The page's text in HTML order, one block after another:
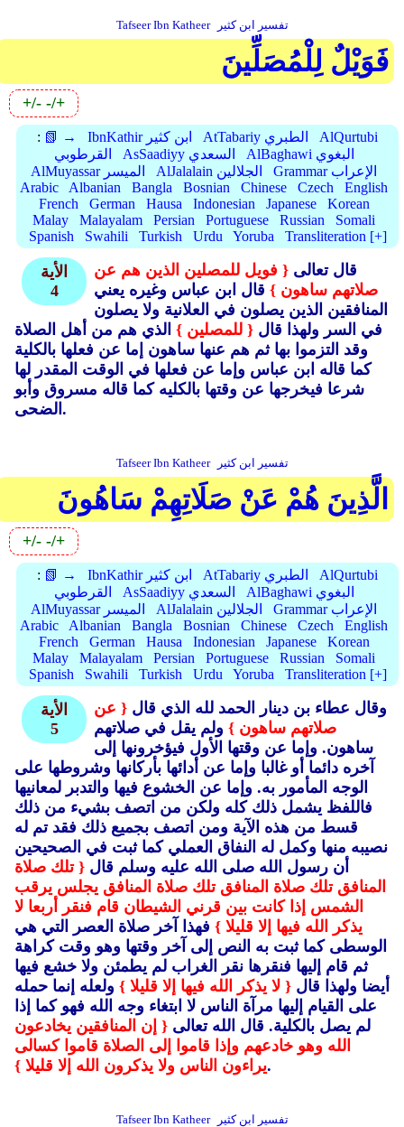
Tafseer Ibn Katheer تفسير ابن كثير
فَوَيْلٌ لِلْمُصَلِّينَ
+/- -/+
: 📗 → IbnKathir ابن كثير AtTabariy الطبري
AlQurtubi
القرطوبي
AsSaadiyy السعدي
AlBaghawi البغوي
AlMuyassar الميسر
AlJalalain الجلالين
Grammar الإعراب
Arabic
Albanian Bangla Bosnian Chinese Czech
English
French
German Hausa Indonesian Japanese
Korean
Malay
Malayalam Persian Portuguese Russian
Somali
Spanish
Swahili Turkish Urdu Yoruba Transliteration [+]
الأية
4
قال تعالى { فويل للمصلين الذين هم عن
صلاتهم ساهون } قال ابن عباس وغيره يعني
المنافقين الذين يصلون في العلانية ولا يصلون
في السر ولهذا قال { للمصلين } الذي هم من أهل الصلاة
وقد التزموا بها ثم هم عنها ساهون إما عن فعلها بالكلية
كما قاله ابن عباس وإما عن فعلها في الوقت المقدر لها
شرعا فيخرجها عن وقتها بالكليه كما قاله مسروق وأبو
الضحى.
Tafseer Ibn Katheer تفسير ابن كثير
الَّذِينَ هُمْ عَنْ صَلَاتِهِمْ سَاهُونَ
+/- -/+
: 📗 → IbnKathir ابن كثير AtTabariy الطبري
AlQurtubi
القرطوبي
AsSaadiyy السعدي
AlBaghawi البغوي
AlMuyassar الميسر
AlJalalain الجلالين
Grammar الإعراب
Arabic
Albanian Bangla Bosnian Chinese Czech
English
French
German Hausa Indonesian Japanese
Korean
Malay
Malayalam Persian Portuguese Russian
Somali
Spanish
Swahili Turkish Urdu Yoruba Transliteration [+]
الأية
5
وقال عطاء بن دينار الحمد لله الذي قال { عن
صلاتهم ساهون } ولم يقل في صلاتهم
ساهون. وإما عن وقتها الأول فيؤخرونها إلى
آخره دائما أو غالبا وإما عن أدائها بأركانها وشروطها على
الوجه المأمور به. وإما عن الخشوع فيها والتدبر لمعانيها
فاللفظ يشمل ذلك كله ولكن من اتصف بشيء من ذلك
قسط من هذه الآية ومن اتصف بجميع ذلك فقد تم له
نصيبه منها وكمل له النفاق العملي كما ثبت في الصحيحين
أن رسول الله صلى الله عليه وسلم قال { تلك صلاة
المنافق تلك صلاة المنافق تلك صلاة المنافق يجلس يرقب
الشمس إذا كانت بين قرني الشيطان قام فنقر أربعا لا
يذكر الله فيها إلا قليلا } فهذا آخر صلاة العصر التي هي
الوسطى كما ثبت به النص إلى آخر وقتها وهو وقت كراهة
ثم قام إليها فنقرها نقر الغراب لم يطمئن ولا خشع فيها
أيضا ولهذا قال { لا يذكر الله فيها إلا قليلا } ولعله إنما حمله
على القيام إليها مرآة الناس لا ابتغاء وجه الله فهو كما إذا
لم يصل بالكلية. قال الله تعالى { إن المنافقين يخادعون
الله وهو خادعهم وإذا قاموا إلى الصلاة قاموا كسالى
يراءون الناس ولا يذكرون الله إلا قليلا }.
Tafseer Ibn Katheer تفسير ابن كثير